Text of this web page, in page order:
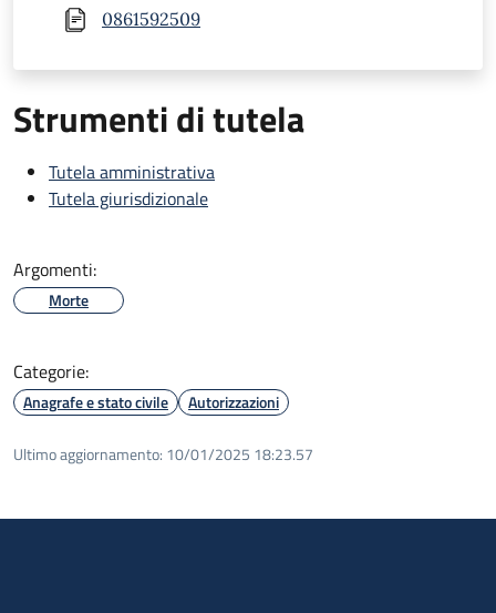
0861592509
Strumenti di tutela
Tutela amministrativa
Tutela giurisdizionale
Argomenti:
Morte
Categorie:
Anagrafe e stato civile Autorizzazioni
Ultimo aggiornamento: 10/01/2025 18:23.57